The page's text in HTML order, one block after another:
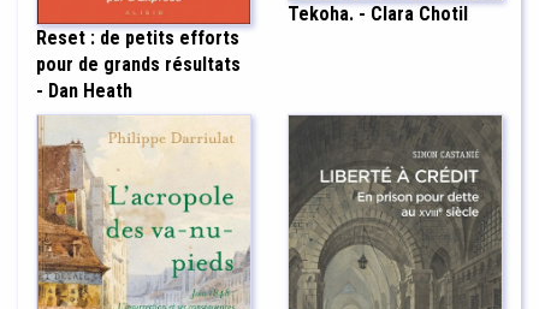
Reset : de petits efforts
pour de grands résultats
- Dan Heath
Tekoha. - Clara Chotil